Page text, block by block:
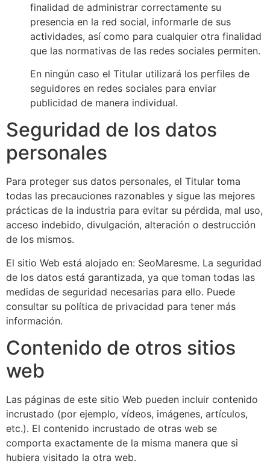
finalidad de administrar correctamente su
presencia en la red social, informarle de sus
actividades, así como para cualquier otra finalidad
que las normativas de las redes sociales permiten.
En ningún caso el Titular utilizará los perfiles de
seguidores en redes sociales para enviar
publicidad de manera individual.
Seguridad de los datos
personales
Para proteger sus datos personales, el Titular toma
todas las precauciones razonables y sigue las mejores
prácticas de la industria para evitar su pérdida, mal uso,
acceso indebido, divulgación, alteración o destrucción
de los mismos.
El sitio Web está alojado en: SeoMaresme. La seguridad
de los datos está garantizada, ya que toman todas las
medidas de seguridad necesarias para ello. Puede
consultar su política de privacidad para tener más
información.
Contenido de otros sitios
web
Las páginas de este sitio Web pueden incluir contenido
incrustado (por ejemplo, vídeos, imágenes, artículos,
etc.). El contenido incrustado de otras web se
comporta exactamente de la misma manera que si
hubiera visitado la otra web.